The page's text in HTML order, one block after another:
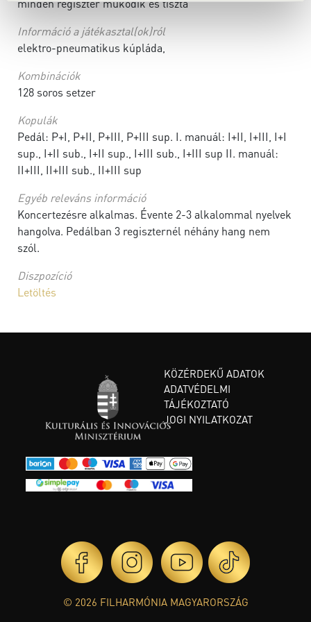
minden regiszter működik és tiszta
Információ a játékasztal(ok)ról
elektro-pneumatikus kúpláda,
Kombinációk
128 soros setzer
Kopulák
Pedál: P+I, P+II, P+III, P+III sup. I. manuál: I+II, I+III, I+I
sup., I+II sub., I+II sup., I+III sub., I+III sup II. manuál:
II+III, II+III sub., II+III sup
Egyéb releváns információ
Koncertezésre alkalmas. Évente 2-3 alkalommal nyelvek
hangolva. Pedálban 3 regiszternél néhány hang nem
szól.
Diszpozíció
Letöltés
KÖZÉRDEKŰ ADATOK
ADATVÉDELMI
TÁJÉKOZTATÓ
JOGI NYILATKOZAT
© 2026 FILHARMÓNIA MAGYARORSZÁG